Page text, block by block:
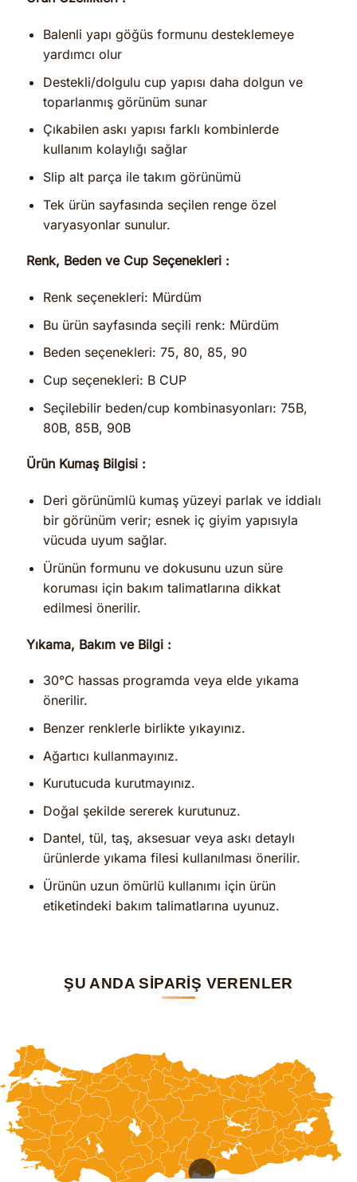
Balenli yapı göğüs formunu desteklemeye
yardımcı olur
Destekli/dolgulu cup yapısı daha dolgun ve
toparlanmış görünüm sunar
Çıkabilen askı yapısı farklı kombinlerde
kullanım kolaylığı sağlar
Slip alt parça ile takım görünümü
Tek ürün sayfasında seçilen renge özel
varyasyonlar sunulur.
Renk, Beden ve Cup Seçenekleri :
Renk seçenekleri: Mürdüm
Bu ürün sayfasında seçili renk: Mürdüm
Beden seçenekleri: 75, 80, 85, 90
Cup seçenekleri: B CUP
Seçilebilir beden/cup kombinasyonları: 75B,
80B, 85B, 90B
Ürün Kumaş Bilgisi :
Deri görünümlü kumaş yüzeyi parlak ve iddialı
bir görünüm verir; esnek iç giyim yapısıyla
vücuda uyum sağlar.
Ürünün formunu ve dokusunu uzun süre
koruması için bakım talimatlarına dikkat
edilmesi önerilir.
Yıkama, Bakım ve Bilgi :
30°C hassas programda veya elde yıkama
önerilir.
Benzer renklerle birlikte yıkayınız.
Ağartıcı kullanmayınız.
Kurutucuda kurutmayınız.
Doğal şekilde sererek kurutunuz.
Dantel, tül, taş, aksesuar veya askı detaylı
ürünlerde yıkama filesi kullanılması önerilir.
Ürünün uzun ömürlü kullanımı için ürün
etiketindeki bakım talimatlarına uyunuz.
ŞU ANDA SİPARİŞ VERENLER